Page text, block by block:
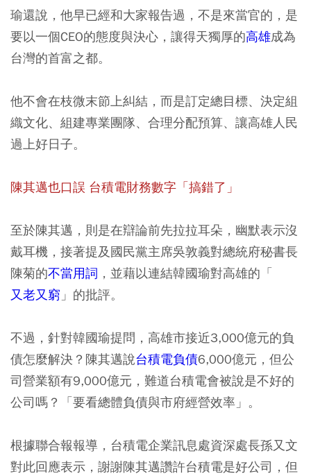
瑜還說，他早已經和大家報告過，不是來當官的，是
要以一個CEO的態度與決心，讓得天獨厚的高雄成為
台灣的首富之都。
他不會在枝微末節上糾結，而是訂定總目標、決定組
織文化、組建專業團隊、合理分配預算、讓高雄人民
過上好日子。
陳其邁也口誤 台積電財務數字「搞錯了」
至於陳其邁，則是在辯論前先拉拉耳朵，幽默表示沒
戴耳機，接著提及國民黨主席吳敦義對總統府秘書長
陳菊的不當用詞 ，並藉以連結韓國瑜對高雄的「
又老又窮 」的批評。
不過，針對韓國瑜提問，高雄市接近3,000億元的負
債怎麼解決？陳其邁說台積電負債6,000億元，但公
司營業額有9,000億元，難道台積電會被說是不好的
公司嗎？「要看總體負債與市府經營效率」。
根據聯合報報導，台積電企業訊息處資深處長孫又文
對此回應表示，謝謝陳其邁讚許台積電是好公司，但